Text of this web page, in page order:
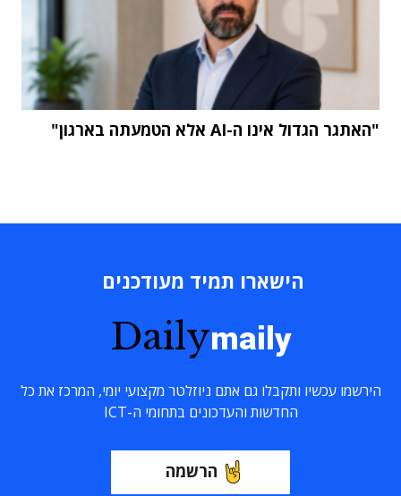
"האתגר הגדול אינו ה-AI אלא הטמעתה בארגון"
הישארו תמיד מעודכנים
Dailymaily
הירשמו עכשיו ותקבלו גם אתם ניוזלטר מקצועי יומי, המרכז את כל
החדשות והעדכונים בתחומי ה-ICT
הרשמה